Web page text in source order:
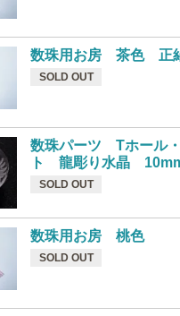
数珠用お房 茶色 正
SOLD OUT
数珠パーツ Tホール
ト 龍彫り水晶
SOLD OUT
数珠用お房 桃色
SOLD OUT